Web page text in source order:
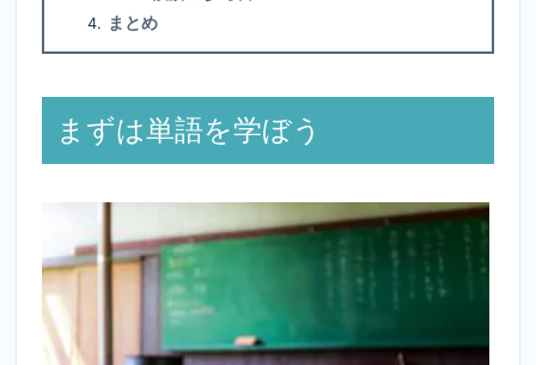
まとめ
まずは単語を学ぼう